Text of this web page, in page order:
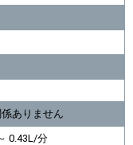
ありません
0.43L/分